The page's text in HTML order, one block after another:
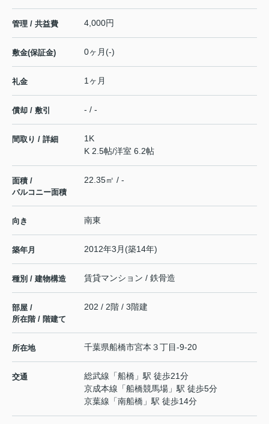
管理 / 共益費 4,000円
敷金(保証金) 0ヶ月(-)
礼金 1ヶ月
償却 / 敷引 - / -
間取り / 詳細
1K
K 2.5帖/洋室 6.2帖
面積 /
バルコニー面積
22.35㎡ / -
向き 南東
築年月 2012年3月(築14年)
種別 / 建物構造 賃貸マンション / 鉄骨造
部屋 /
所在階 / 階建て
202 / 2階 / 3階建
所在地 千葉県船橋市宮本 ３丁目-9-20
交通 総武線 「船橋 」駅 徒歩21分
京成本線 「船橋競馬場 」駅 徒歩5分
京葉線 「南船橋 」駅 徒歩14分